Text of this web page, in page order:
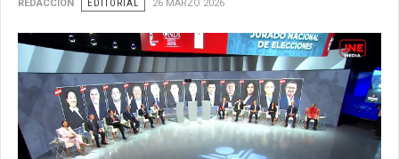
REDACCIÓN EDITORIAL 26 MARZO 2026